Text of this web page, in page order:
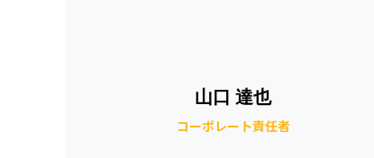
山口 達也
コーポレート責任者